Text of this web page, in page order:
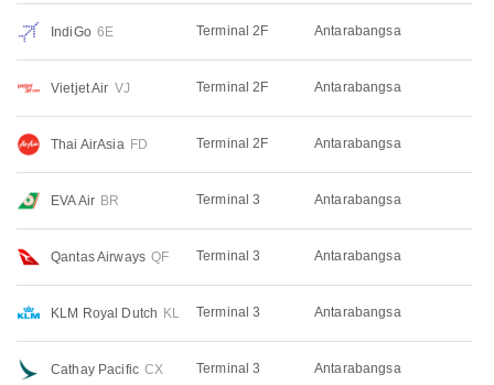
IndiGo 6E Terminal 2F Antarabangsa
Vietjet Air VJ Terminal 2F Antarabangsa
Thai AirAsia FD Terminal 2F Antarabangsa
EVA Air BR Terminal 3 Antarabangsa
Qantas Airways QF Terminal 3 Antarabangsa
KLM Royal Dutch KL Terminal 3 Antarabangsa
Cathay Pacific CX Terminal 3 Antarabangsa